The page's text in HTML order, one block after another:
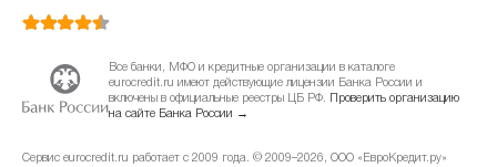
Все банки, МФО и кредитные организации в каталоге
eurocredit.ru имеют действующие лицензии Банка России и
включены в официальные реестры ЦБ РФ.
Проверить организацию
на сайте Банка России →
Сервис eurocredit.ru работает с 2009 года. © 2009–2026, ООО «ЕвроКредит.ру»